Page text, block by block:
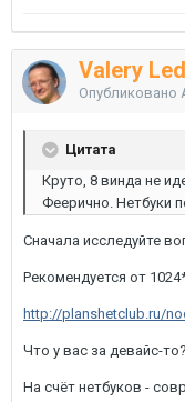
Valery
Опубликовано
Цитата
Круто, 8 винда не
Феерично. Нетбуки
Сначала исследуйте
Рекомендуется от
http://planshetclub.ru/
Что у вас за девайс-то?
На счёт нетбуков -